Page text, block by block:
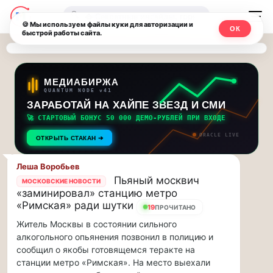
Последние
новости
и
обновления
потока:
Друзья,
приглашаем
на
музыкальную
прогулку
по
Москве
Чайковского!…
Друзья,
приглашаем
на
музыкальную
Москвичи.net
—
Главный
столичный
чат-
мессенджер,
новости
и
инсайды
Москвы
🔍
МЕДИАБИРЖА
QUANTUM NODE v41
ЗАРАБОТАЙ НА ХАЙПЕ ЗВЕЗД И СМИ
🚀 СТАРТОВЫЙ БОНУС 50 000 ДЕМО-РУБЛЕЙ ПРИ ВХОДЕ
ОТКРЫТЬ СТАКАН ➔ ORACLE LIVE
Леша Воробьев
МОСКОВСКИЕ НОВОСТИ
Пьяный москвич
«заминировал» станцию метро
«Римская» ради шутки
19ПРОЧИТАНО
Житель Москвы в состоянии сильного
алкогольного опьянения позвонил в полицию и
сообщил о якобы готовящемся теракте на
станции метро «Римская». На место выехали
🍪 Мы используем файлы куки для авторизации и
быстрой работы сайта.
ОК